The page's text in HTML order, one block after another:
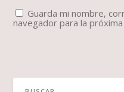
Guarda mi nombre,
navegador para la